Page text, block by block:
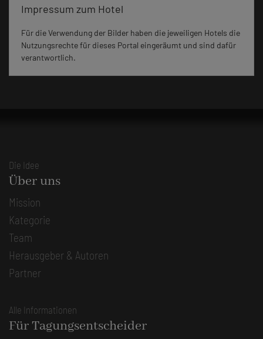
Impressum zum Hotel
Für die Verwendung der Bilder haben die jeweiligen Hotels die
Nutzungsrechte für dieses Portal eingeräumt und sind dafür
verantwortlich.
Die Idee
Über uns
Mission
Kategorie
Team
Herausgeber & Autoren
Partner
Alle Informationen
Für Tagungsentscheider